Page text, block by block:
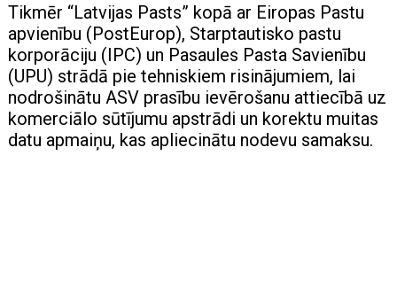
Tikmēr “Latvijas Pasts” kopā ar Eiropas Pastu
apvienību (PostEurop), Starptautisko pastu
korporāciju (IPC) un Pasaules Pasta Savienību
(UPU) strādā pie tehniskiem risinājumiem, lai
nodrošinātu ASV prasību ievērošanu attiecībā uz
komerciālo sūtījumu apstrādi un korektu muitas
datu apmaiņu, kas apliecinātu nodevu samaksu.